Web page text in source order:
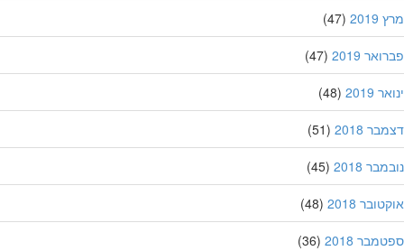
(47)
2019
(47)
2019
(48)
2018
(51)
2018
(45)
2018
(48)
2018
(36)